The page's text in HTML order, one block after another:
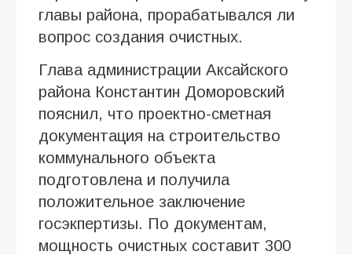
главы района, прорабатывался ли
вопрос создания очистных.
Глава администрации Аксайского
района Константин Доморовский
пояснил, что проектно-сметная
документация на строительство
коммунального объекта
подготовлена и получила
положительное заключение
госэкпертизы. По документам,
мощность очистных составит 300